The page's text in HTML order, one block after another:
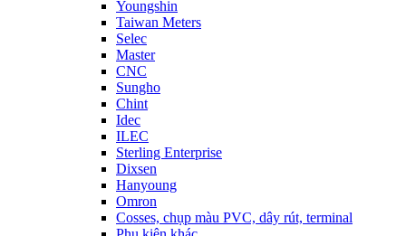
Youngshin
Taiwan Meters
Selec
Master
CNC
Sungho
Chint
Idec
ILEC
Sterling Enterprise
Dixsen
Hanyoung
Omron
Cosses, chụp màu PVC, dây rút, terminal